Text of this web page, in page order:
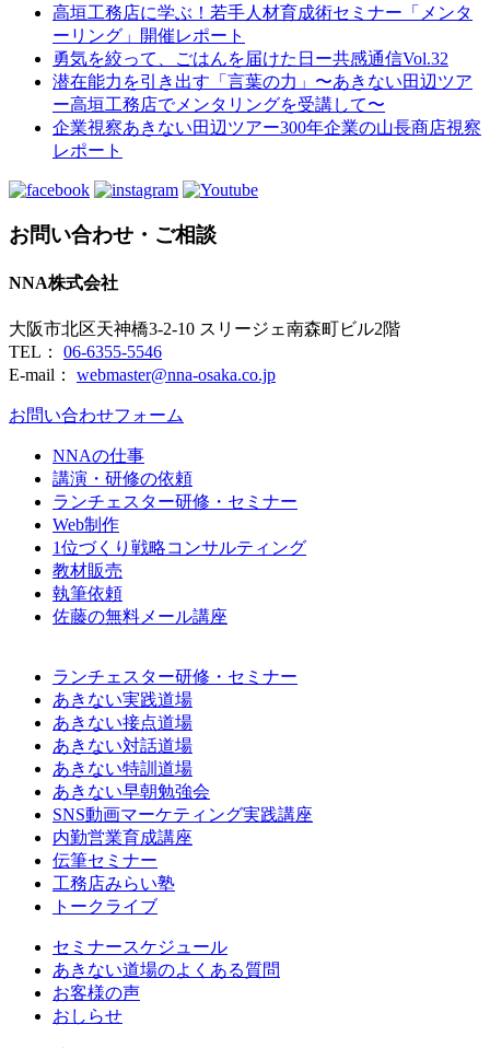
高垣工務店に学ぶ！若手人材育成術セミナー「メンタ
ーリング」開催レポート
勇気を絞って、ごはんを届けた日ー共感通信Vol.32
潜在能力を引き出す「言葉の力」〜あきない田辺ツア
ー高垣工務店でメンタリングを受講して〜
企業視察あきない田辺ツアー300年企業の山長商店視察
レポート
お問い合わせ・ご相談
NNA株式会社
大阪市北区天神橋3-2-10 スリージェ南森町ビル2階
TEL： 06-6355-5546
E-mail： webmaster@nna-osaka.co.jp
お問い合わせフォーム
NNAの仕事
講演・研修の依頼
ランチェスター研修・セミナー
Web制作
1位づくり戦略コンサルティング
教材販売
執筆依頼
佐藤の無料メール講座
ランチェスター研修・セミナー
あきない実践道場
あきない接点道場
あきない対話道場
あきない特訓道場
あきない早朝勉強会
SNS動画マーケティング実践講座
内勤営業育成講座
伝筆セミナー
工務店みらい塾
トークライブ
セミナースケジュール
あきない道場のよくある質問
お客様の声
おしらせ